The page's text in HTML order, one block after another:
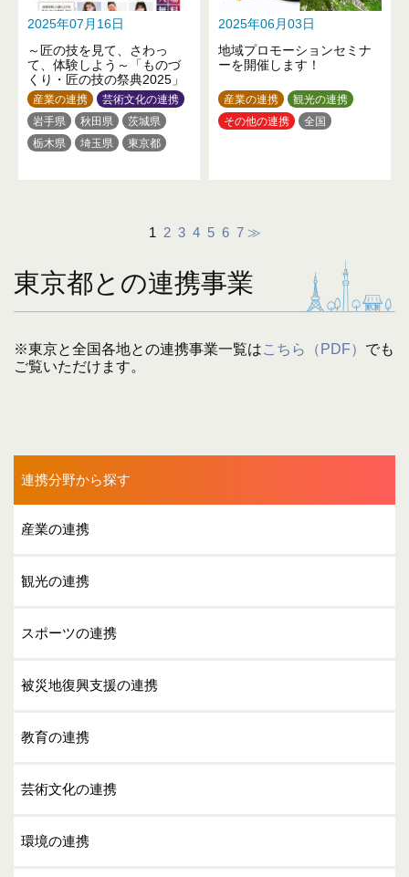
2025年07月16日
～匠の技を見て、さわっ
て、体験しよう～「ものづ
くり・匠の技の祭典2025」
産業の連携
芸術文化の連携
岩手県
秋田県
茨城県
栃木県
埼玉県
東京都
佐賀県
2025年06月03日
地域プロモーションセミナ
ーを開催します！
産業の連携
観光の連携
その他の連携
全国
1 2 3 4 5 6 7 ≫
東京都との連携事業
※東京と全国各地との連携事業一覧はこちら（PDF） でも
ご覧いただけます。
連携分野から探す
産業の連携
観光の連携
スポーツの連携
被災地復興支援の連携
教育の連携
芸術文化の連携
環境の連携